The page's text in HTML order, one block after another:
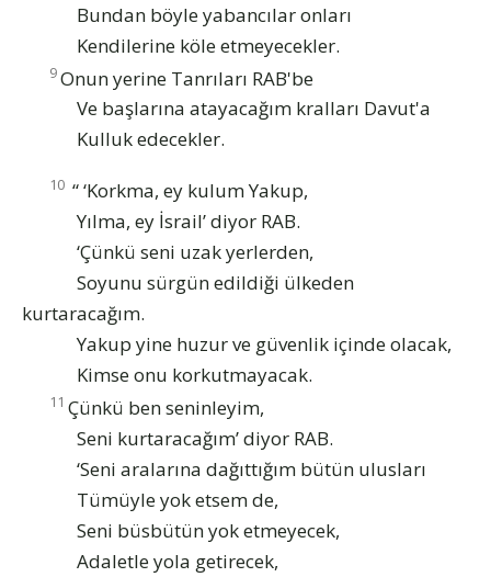
Bundan böyle yabancılar onları
Kendilerine köle etmeyecekler.
9Onun yerine Tanrıları RAB'be
Ve başlarına atayacağım kralları Davut'a
Kulluk edecekler.
10 “ ‘Korkma, ey kulum Yakup,
Yılma, ey İsrail’ diyor RAB.
‘Çünkü seni uzak yerlerden,
Soyunu sürgün edildiği ülkeden
kurtaracağım.
Yakup yine huzur ve güvenlik içinde olacak,
Kimse onu korkutmayacak.
11 Çünkü ben seninleyim,
Seni kurtaracağım’ diyor RAB.
‘Seni aralarına dağıttığım bütün ulusları
Tümüyle yok etsem de,
Seni büsbütün yok etmeyecek,
Adaletle yola getirecek,